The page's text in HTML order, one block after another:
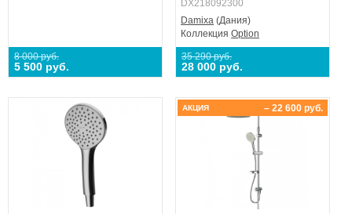
8 000 руб.
5 500 руб.
DX218092300
Damixa (Дания)
КоллекцияOption
35 290 руб.
28 000 руб.
– 22 600 руб.
АКЦИЯ